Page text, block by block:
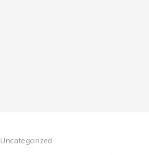
Uncategorized